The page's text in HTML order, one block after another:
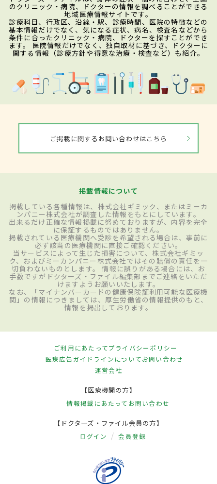
のクリニック・病院、ドクターの情報を調べることができる
地域医療情報サイトです。
診療科目、行政区、沿線・駅、診療時間、医院の特徴などの
基本情報だけでなく、気になる症状、病名、検査名などから
条件に合ったクリニック・病院、ドクターを探すことができ
ます。 医院情報だけでなく、独自取材に基づき、ドクターに
関する情報（診療方針や得意な治療・検査など）も紹介。
ご掲載に関するお問い合わせはこちら
掲載情報について
掲載している各種情報は、株式会社ギミック、またはミーカ
ンパニー株式会社が調査した情報をもとにしています。
出来るだけ正確な情報掲載に努めておりますが、内容を完全
に保証するものではありません。
掲載されている医療機関へ受診を希望される場合は、事前に
必ず該当の医療機関に直接ご確認ください。
当サービスによって生じた損害について、株式会社ギミッ
ク、およびミーカンパニー株式会社ではその賠償の責任を一
切負わないものとします。 情報に誤りがある場合には、お
手数ですがドクターズ・ファイル編集部までご連絡をいただ
けますようお願いいたします。
なお、「マイナンバーカードの健康保険証利用可能な医療機
関」の情報につきましては、厚生労働省の情報提供のもと、
情報を掲出しております。
ご利用にあたってプライバシーポリシー
医療広告ガイドラインについてお問い合わせ
運営会社
【医療機関の方】
情報掲載にあたって お問い合わせ
【ドクターズ・ファイル会員の方】
ログイン 会員登録